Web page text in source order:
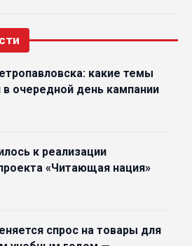
какие темы
очередной день кампании
к реализации
«Читающая нация»
спрос на товары для